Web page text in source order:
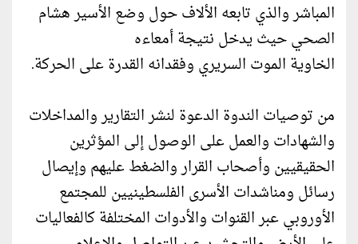
المباشر والذي تابعه الألاف حول وضع الأسير هشام
الصحي حيث يدخل نتيجة أمعاءه
الخاوية الموت السريري وفقدانه القدرة على الحركة.
من توصيات الندوة الدعوة لنشر التقارير والمداخلات
والشهادات والعمل على الوصول إلى المؤثرين
الحقيقيين وأصحاب القرار والضغط عليهم وإيصال
رسائل ومناشدات الأسرى الفلسطينيين للمجتمع
الأوروبي عبر القنوات والأدوات المختلفة كالفعاليات